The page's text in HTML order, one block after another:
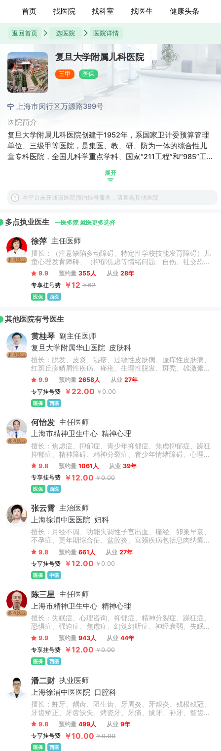
首页 找医院 找科室 找医生 健康头条
返回首页 选医院 医院详情
复旦大学附属儿科医院
三甲 医保
上海市闵行区万源路399号
医院简介
复旦大学附属儿科医院创建于1952年，系国家卫计委预算管理
单位、三级甲等医院，是集医、教、研、防为一体的综合性儿
童专科医院，全国儿科学重点学科、国家“211工程”和“985”工
临床医学博士后流动站。在中国医学科学院发布的中国医院科
榜和北京大学发布的中国医院最佳临床学科排行榜，我院儿科
展开
本平台未开通该医院预约挂号服务，请查看其他医院
多点执业医生 一医多院 就医更多选择
多点执业
徐萍 主任医师
擅长：（注意缺陷多动障碍、特定性学校技能发育障碍）儿
童心理发育障碍、（抑郁焦虑等情绪问题、自伤、社交恐
惧、抽动障碍、躯体疼痛障碍、青少年恐学问题）儿童青少
年期行为与情绪障碍及青春期适应性不良、抑郁症、焦虑
症、睡眠障碍、精神分裂症、精神障碍、老年认知障碍、神
经官能症、植物神经紊乱等成人及儿童青少年精神心理障碍
9.9 预约量 355人 从业 28年
专享挂号费
￥12 ￥62
医保 西医
其他医院有号医生
多点执业
黄桂琴 副主任医师
复旦大学附属华山医院
皮肤科
擅长：脱发、皮炎、湿疹、过敏性皮肤病、瘙痒性皮肤病、
红斑丘疹鳞屑性疾病、痤疮、生理性脱发、斑秃、雄激素性
脱发、荨麻疹、过敏性湿疹、银屑病、寻常痤疮、溢脂性皮
炎、鱼鳞病、皮肤囊肿、疣、真菌性皮肤病、物理性皮肤
病、动物性皮肤病。
9.9 预约量 2658人 从业 27年
专享挂号费
￥22.00 ￥0.00
医保 西医
多点执业
何怡发 主任医师
上海市精神卫生中心 精神心理
擅长：焦虑症、抑郁症、青少年抑郁症、焦虑抑郁症、躁狂
抑郁症、精神障碍、精神分裂症、青少年情绪障碍、心理障
碍、情感障碍、精神病、失眠症、睡眠障碍、双相情感障
碍、躁狂症、忧郁症、恐惧症、幻听、妄想症、植物神经紊
乱、神经衰弱、躯体化形式障碍、癔症、疑病症、心境障
碍、惊恐障碍、产后抑郁症、更年期抑郁症及老年心理障碍
疗，尤其擅长抑郁焦虑与精神分裂症的诊治。
9.8 预约量 1061人 从业 39年
专享挂号费
￥12.00 ￥0.00
医保 西医
张云霄 主治医师
上海徐浦中医医院 妇科
擅长：月经不调、功能失调性子宫出血、痛经、卵巢早衰、
不孕症、更年期综合征、盆腔炎、宫颈疾病包括息肉纳囊病
毒感染等、卵巢囊肿、子宫肌瘤、乳腺增生、情志抑郁焦虑
失眠调理、内分泌失调、肥胖症、外阴炎、外阴白斑、阴道
炎、阴道菌群失调。
9.8 预约量 661人 从业 27年
专享挂号费
￥12.00 ￥0.00
医保 中医
多点执业
陈三星 主任医师
上海市精神卫生中心 精神心理
擅长：失眠症、心理咨询、抑郁症、精神分裂症、躁狂症、
恐惧症、强迫症、焦虑症、幻觉幻听症、神经衰弱、失眠多
梦、脑损伤、精神障碍、青少年抑郁症、双相情感障碍、疑
病症、植物神经紊乱、情绪障碍心理治疗、心理干预、创伤
后应激障碍等精神心理疾病的诊断与精准个性化治疗。擅于
运用心理学原理疏导情绪问题、人际关系问题。
9.9 预约量 943人 从业 44年
专享挂号费
￥12.00 ￥0.00
医保 西医
潘二财 执业医师
上海徐浦中医医院
口腔科
擅长：蛀牙、龋齿、阻生齿、牙周炎、牙龈炎、残根残冠、
牙齿矫正、牙齿缺失、烤瓷牙、牙痛、拔牙、补牙、智齿、
根管治疗等，此外对于前牙美容修复、牙齿缺失的冠(桥)修
复、以及咬合重建的复杂义齿修复、全口义齿修复、直丝弓
矫正、自锁矫正、隐形矫正、牙齿美容、牙齿修复、烤瓷
牙、美白贴面等技术操作熟练，临床经验丰富。
9.8 预约量 499人 从业 9年
专享挂号费
￥10.00 ￥0.00
医保 西医